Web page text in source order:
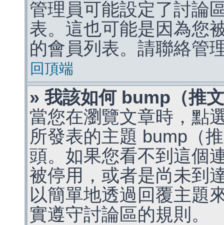
管理員可能設定了討論
表。這也可能是因為您
的會員列表。請聯絡管
回頂端
» 我該如何 bump（推
當您在瀏覽文章時，點
所發表的主題 bump（
頭。如果您看不到這個
被停用，或者是尚未到
以簡單地透過回覆主題
實遵守討論區的規則。